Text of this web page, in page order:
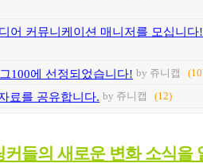
어 커뮤니케이션 매니저를 모십니다!
100에 선정되었습니다! by 쥬니캡
료를 공유합니다. by 쥬니캡 (12)
커들의 새로운 변화 소식을